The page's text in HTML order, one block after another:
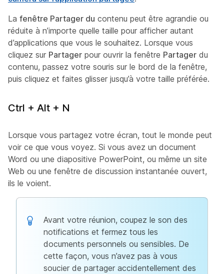
La fenêtre Partager du contenu peut être agrandie ou
réduite à n’importe quelle taille pour afficher autant
d’applications que vous le souhaitez. Lorsque vous
cliquez sur Partager pour ouvrir la fenêtre Partager du
contenu, passez votre souris sur le bord de la fenêtre,
puis cliquez et faites glisser jusqu’à votre taille préférée.
Ctrl + Alt + N
Lorsque vous partagez votre écran, tout le monde peut
voir ce que vous voyez. Si vous avez un document
Word ou une diapositive PowerPoint, ou même un site
Web ou une fenêtre de discussion instantanée ouvert,
ils le voient.
Avant votre réunion, coupez le son des
notifications et fermez tous les
documents personnels ou sensibles. De
cette façon, vous n’avez pas à vous
soucier de partager accidentellement des